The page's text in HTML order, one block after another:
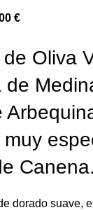
€
de Oliva
de
Canena.
dorado suave,